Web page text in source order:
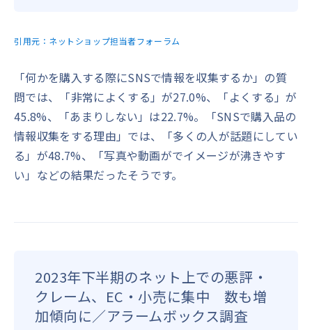
引用元： ネットショップ担当者フォーラム
「何かを購入する際にSNSで情報を収集するか」の質
問では、「非常によくする」が27.0%、「よくする」が
45.8%、「あまりしない」は22.7%。「SNSで購入品の
情報収集をする理由」では、「多くの人が話題にしてい
る」が48.7%、「写真や動画がでイメージが沸きやす
い」などの結果だったそうです。
2023年下半期のネット上での悪評・
クレーム、EC・小売に集中 数も増
加傾向に／アラームボックス調査